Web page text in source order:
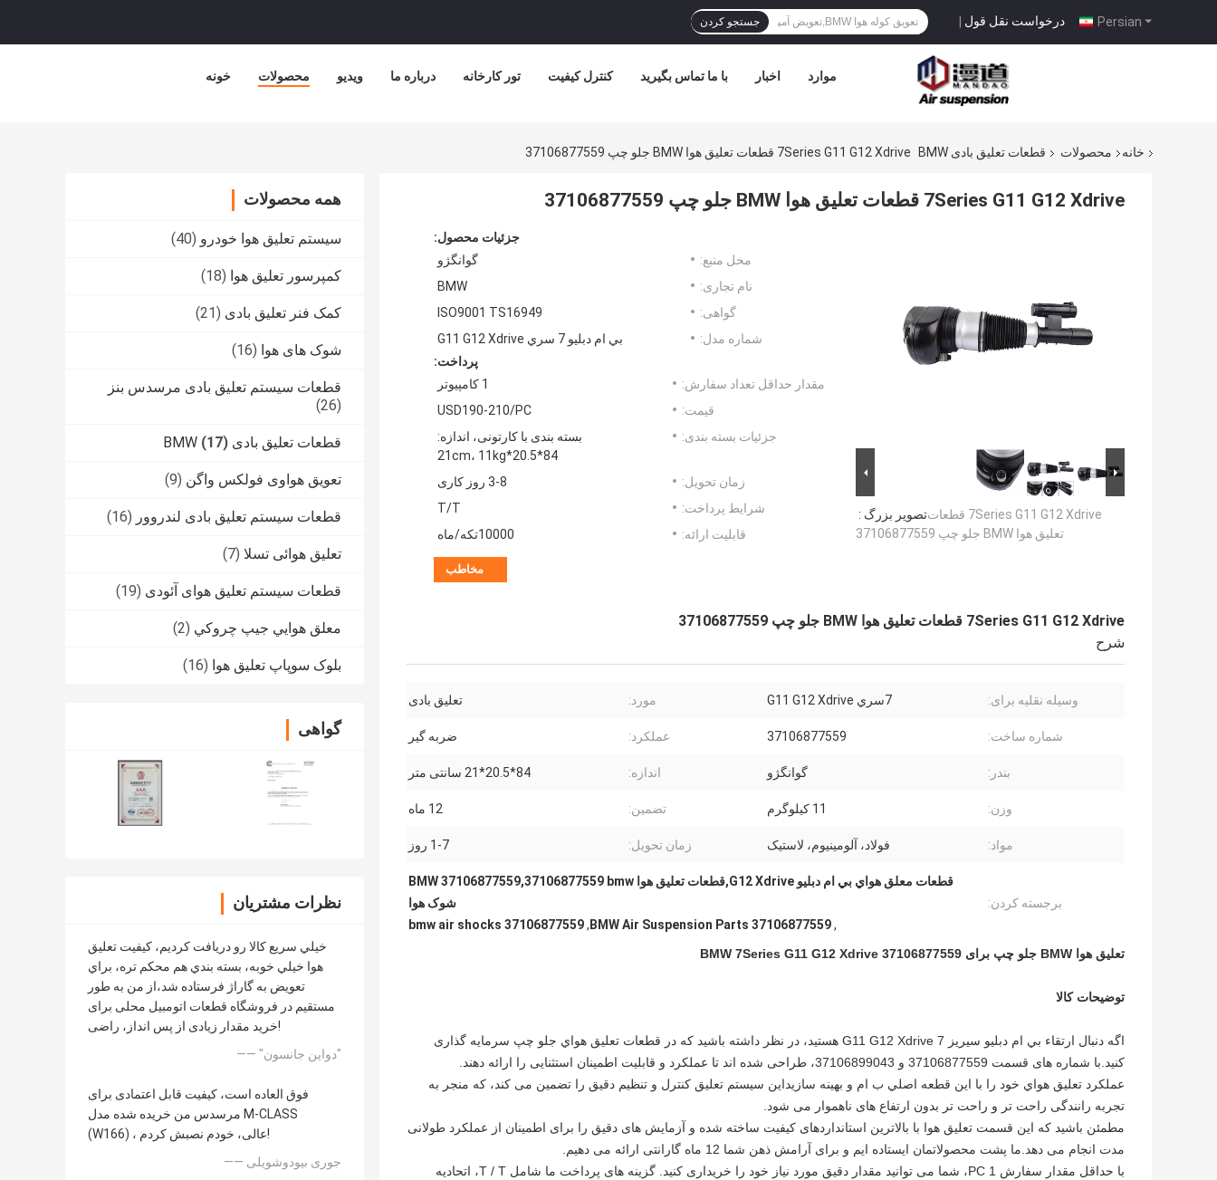
Persian درخواست نقل قول | جستجو کردن
خونه محصولات ویدیو درباره ما تور کارخانه کنترل کیفیت با ما تماس بگیرید اخبار موارد
خانه محصولات قطعات تعلیق بادی BMW 7Series G11 G12 Xdrive قطعات تعلیق هوا BMW جلو چپ 37106877559
همه محصولات
سیستم تعلیق هوا خودرو (40)
کمپرسور تعلیق هوا (18)
کمک فنر تعلیق بادی (21)
شوک های هوا (16)
قطعات سیستم تعلیق بادی مرسدس بنز
(26)
قطعات تعلیق بادی BMW (17)
تعویق هواوی فولکس واگن (9)
قطعات سیستم تعلیق بادی لندروور (16)
تعلیق هوائی تسلا (7)
قطعات سیستم تعلیق هوای آئودی (19)
معلق هوايي جيپ چروکي (2)
بلوک سوپاپ تعلیق هوا (16)
گواهی
نظرات مشتریان
خيلي سريع کالا رو دریافت کرديم، کيفيت تعليق
هوا خيلي خوبه، بسته بندي هم محکم تره، براي
تعويض به گاراژ فرستاده شد،از من به طور
مستقیم در فروشگاه قطعات اتومبیل محلی برای
خرید مقدار زیادی از پس انداز، راضی!
—— "دواين جانسون"
فوق العاده است، کیفیت قابل اعتمادی برای
مرسدس من خریده شده مدل M-CLASS
(W166) ، عالی، خودم نصبش کردم!
—— جوری بیودوشویلی
7Series G11 G12 Xdrive قطعات تعلیق هوا BMW جلو چپ 37106877559
تصویر بزرگ :7Series G11 G12 Xdrive قطعات
تعلیق هوا BMW جلو چپ 37106877559
جزئیات محصول:
محل منبع:
گوانگژو
نام تجاری:
BMW
گواهی:
ISO9001 TS16949
شماره مدل:
بي ام دبليو 7 سري G11 G12 Xdrive
پرداخت:
مقدار حداقل تعداد سفارش:
1 کامپیوتر
قیمت:
USD190-210/PC
جزئیات بسته بندی:
بسته بندی با کارتونی، اندازه:
84*20.5*21cm، 11kg
زمان تحویل:
3-8 روز کاری
شرایط پرداخت:
T/T
قابلیت ارائه:
10000تکه/ماه
مخاطب
7Series G11 G12 Xdrive قطعات تعلیق هوا BMW جلو چپ 37106877559
شرح
وسیله نقلیه برای: 7سري G11 G12 Xdrive مورد: تعلیق بادی
شماره ساخت: 37106877559 عملکرد: ضربه گیر
بندر: گوانگژو اندازه: 84*20.5*21 سانتی متر
وزن: 11 کیلوگرم تضمین: 12 ماه
مواد: فولاد، آلومینیوم، لاستیک زمان تحویل: 1-7 روز
برجسته کردن:
قطعات معلق هواي بي ام دبليو G12 Xdrive,قطعات تعلیق هوا BMW 37106877559,37106877559 bmw
شوک هوا
,
BMW Air Suspension Parts 37106877559
,
37106877559 bmw air shocks
تعلیق هوا BMW جلو چپ برای BMW 7Series G11 G12 Xdrive 37106877559
توضیحات کالا
اگه دنبال ارتقاء بي ام دبليو سيريز 7 G11 G12 Xdrive هستيد، در نظر داشته باشيد که در قطعات تعليق هواي جلو چپ سرمایه گذاری
کنيد.با شماره های قسمت 37106877559 و 37106899043، طراحی شده اند تا عملکرد و قابلیت اطمینان استثنایی را ارائه دهند.
عملکرد تعلیق هواي خود را با اين قطعه اصلي ب ام و بهینه سازيداین سیستم تعلیق کنترل و تنظیم دقیق را تضمین می کند، که منجر به
تجربه رانندگی راحت تر و راحت تر بدون ارتفاع های ناهموار می شود.
مطمئن باشید که این قسمت تعلیق هوا با بالاترین استانداردهای کیفیت ساخته شده و آزمایش های دقیق را برای اطمینان از عملکرد طولانی
مدت انجام می دهد.ما پشت محصولاتمان ایستاده ایم و برای آرامش ذهن شما 12 ماه گارانتی ارائه می دهیم.
با حداقل مقدار سفارش 1 PC، شما می توانید مقدار دقیق مورد نیاز خود را خریداری کنید. گزینه های پرداخت ما شامل T / T، اتحادیه